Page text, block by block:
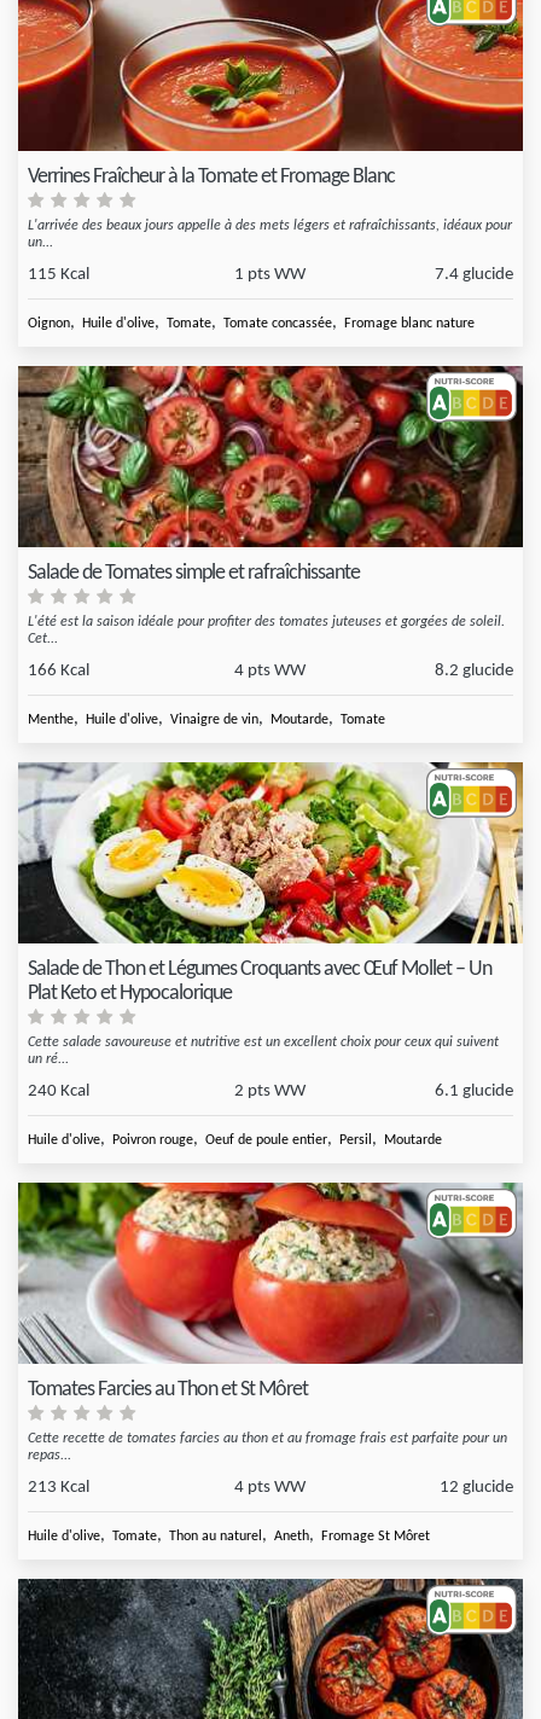
Verrines Fraîcheur à la Tomate et Fromage Blanc
L'arrivée des beaux jours appelle à des mets légers et rafraîchissants, idéaux pour
un...
115 Kcal 1 pts WW 7.4 glucide
Oignon, Huile d'olive, Tomate, Tomate concassée, Fromage blanc nature
Salade de Tomates simple et rafraîchissante
L'été est la saison idéale pour profiter des tomates juteuses et gorgées de soleil.
Cet...
166 Kcal 4 pts WW 8.2 glucide
Menthe, Huile d'olive, Vinaigre de vin, Moutarde, Tomate
Salade de Thon et Légumes Croquants avec Œuf Mollet – Un
Plat Keto et Hypocalorique
Cette salade savoureuse et nutritive est un excellent choix pour ceux qui suivent
un ré...
240 Kcal 2 pts WW 6.1 glucide
Huile d'olive, Poivron rouge, Oeuf de poule entier, Persil , Moutarde
Tomates Farcies au Thon et St Môret
Cette recette de tomates farcies au thon et au fromage frais est parfaite pour un
repas...
213 Kcal 4 pts WW 12 glucide
Huile d'olive, Tomate, Thon au naturel , Aneth, Fromage St Môret